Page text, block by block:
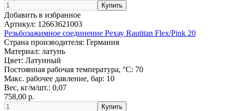
Добавить в избранное
Артикул: 12663621003
Резьбозажимное соединение Рехау Rautitan Flex/Pink 20
Страна производителя: Германия
Материал: латунь
Цвет: Латунный
Постоянная рабочая температура, °C: 70
Макс. рабочее давление, бар: 10
Вес, кг/м/шт.: 0,07
758,00 р.